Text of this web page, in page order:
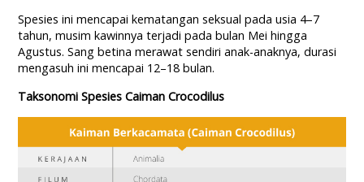
Spesies ini mencapai kematangan seksual pada usia 4–7
tahun, musim kawinnya terjadi pada bulan Mei hingga
Agustus. Sang betina merawat sendiri anak-anaknya, durasi
mengasuh ini mencapai 12–18 bulan.
Taksonomi Spesies Caiman Crocodilus